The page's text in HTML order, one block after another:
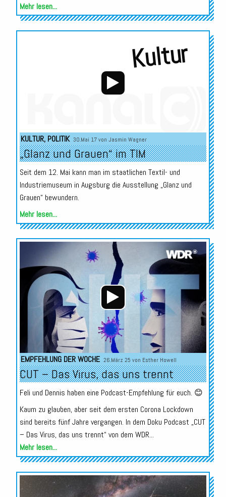
Mehr lesen...
Kultur
Audio-
Player
KULTUR, POLITIK 30.Mai 17 von Jasmin Wagner
„Glanz und Grauen“ im TIM
Seit dem 12. Mai kann man im staatlichen Textil- und
Industriemuseum in Augsburg die Ausstellung „Glanz und
Grauen“ bewundern.
Mehr lesen...
Audio-
Player
EMPFEHLUNG DER WOCHE 26.März 25 von Esther Howell
CUT – Das Virus, das uns trennt
Feli und Dennis haben eine Podcast-Empfehlung für euch. 😊
Kaum zu glauben, aber seit dem ersten Corona Lockdown
sind bereits fünf Jahre vergangen. In dem Doku Podcast „CUT
– Das Virus, das uns trennt“ von dem WDR...
Mehr lesen...
Audio-
Player